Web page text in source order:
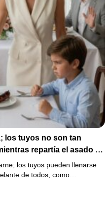
los tuyos no son tan
repartía el asado y
me pidió que no armara
terminé un pastel
sobre la mesa un
los tuyos pueden llenarse
de todos, como…